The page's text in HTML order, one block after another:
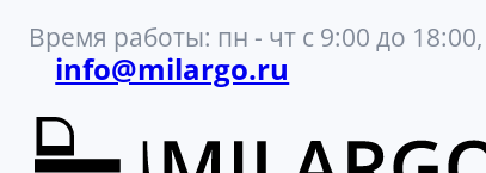
Время работы: пн - чт с 9:00 до
info@milargo.ru